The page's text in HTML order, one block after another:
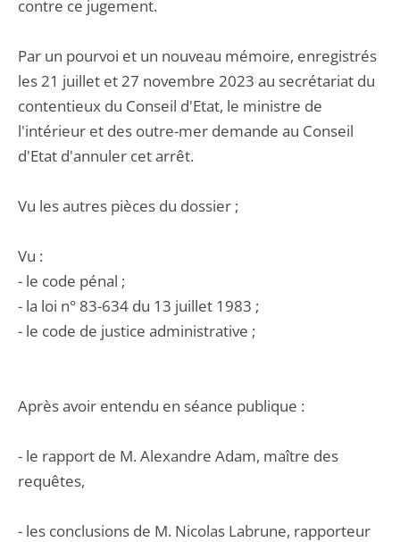
contre ce jugement.
Par un pourvoi et un nouveau mémoire, enregistrés
les 21 juillet et 27 novembre 2023 au secrétariat du
contentieux du Conseil d'Etat, le ministre de
l'intérieur et des outre-mer demande au Conseil
d'Etat d'annuler cet arrêt.
Vu les autres pièces du dossier ;
Vu :
- le code pénal ;
- la loi n° 83-634 du 13 juillet 1983 ;
- le code de justice administrative ;
Après avoir entendu en séance publique :
- le rapport de M. Alexandre Adam, maître des
requêtes,
- les conclusions de M. Nicolas Labrune, rapporteur